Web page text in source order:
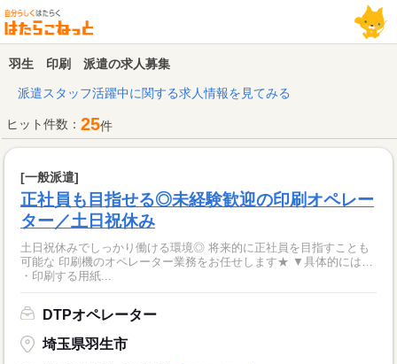
羽生 印刷 派遣の求人募集
派遣スタッフ活躍中に関する求人情報を見てみる
ヒット件数： 25件
[一般派遣]
正社員も目指せる◎未経験歓迎の印刷オペレー
ター／土日祝休み
土日祝休みでしっかり働ける環境◎ 将来的に正社員を目指すことも
可能な 印刷機のオペレーター業務をお任せします★ ▼具体的には…
・印刷する用紙...
DTPオペレーター
埼玉県羽生市